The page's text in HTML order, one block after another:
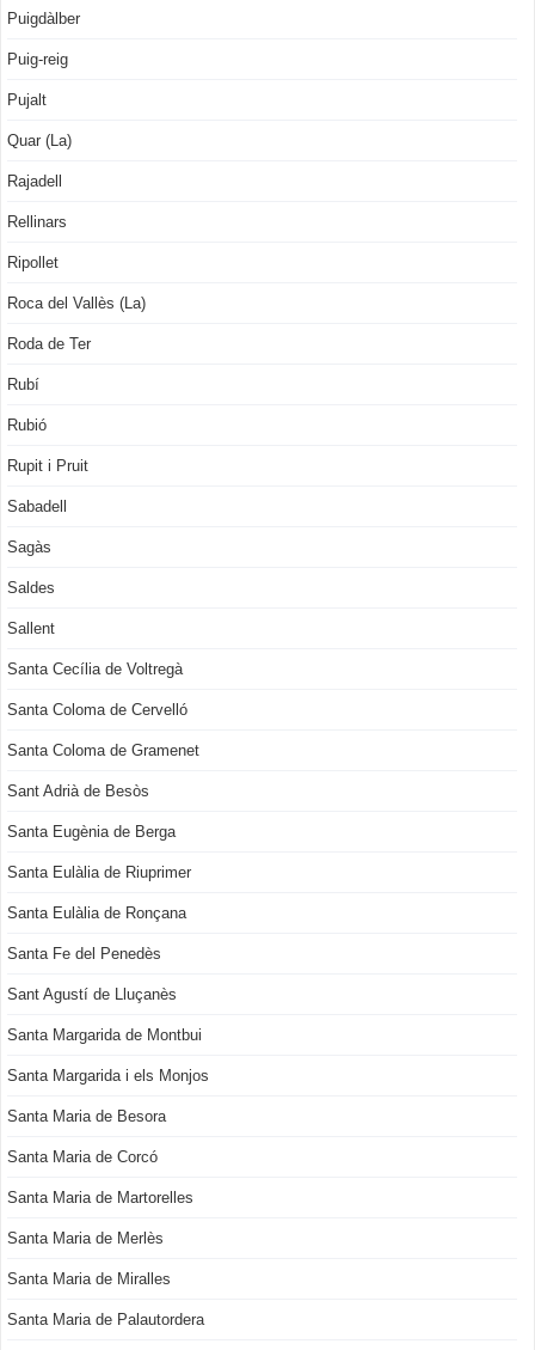
Puigdàlber
Puig-reig
Pujalt
Quar (La)
Rajadell
Rellinars
Ripollet
Roca del Vallès (La)
Roda de Ter
Rubí
Rubió
Rupit i Pruit
Sabadell
Sagàs
Saldes
Sallent
Santa Cecília de Voltregà
Santa Coloma de Cervelló
Santa Coloma de Gramenet
Sant Adrià de Besòs
Santa Eugènia de Berga
Santa Eulàlia de Riuprimer
Santa Eulàlia de Ronçana
Santa Fe del Penedès
Sant Agustí de Lluçanès
Santa Margarida de Montbui
Santa Margarida i els Monjos
Santa Maria de Besora
Santa Maria de Corcó
Santa Maria de Martorelles
Santa Maria de Merlès
Santa Maria de Miralles
Santa Maria de Palautordera